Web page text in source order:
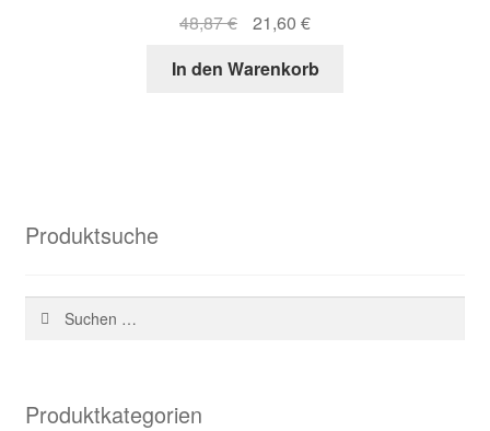
48,87€
Ursprünglicher
war:
21,60 €Aktueller
ist:
In den Warenkorb
Produktsuche
Suchen
Produktkategorien